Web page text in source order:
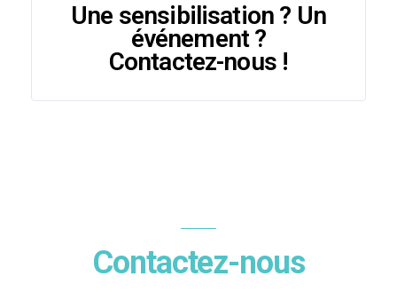
Une sensibilisation ? Un
événement ?
Contactez-nous !
Contactez-nous